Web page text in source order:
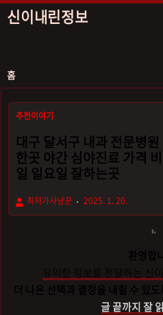
신이내린정보
홈
추천이야기
대구 달서구 내과 전문병
한곳 야간 심야진료 가격
일 일요일 잘하는곳
최저가사냥꾼 2025. 1. 20.
환영합
유익한 정보를 전달하는 신
더 나은 선택과 결정을 내릴 수 있
글 끝까지 잘